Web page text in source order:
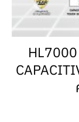
HL7000